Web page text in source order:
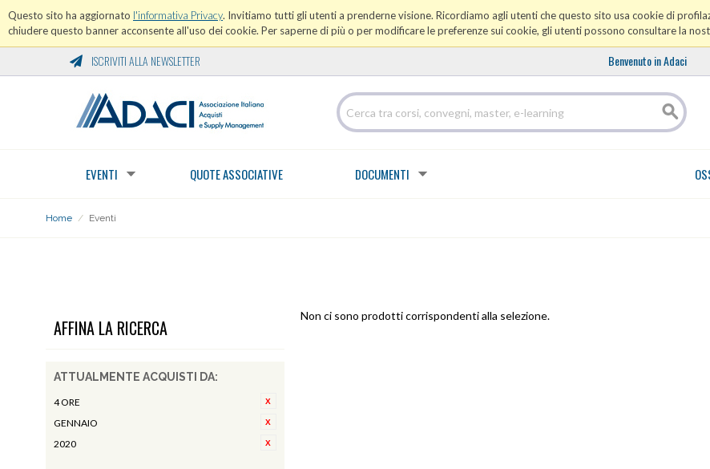
Questo sito ha aggiornato l'informativa Privacy. Invitiamo tutti gli utenti a prenderne visione. Ricordiamo agli utenti che questo sito usa cookie di
chiudere questo banner acconsente all'uso dei cookie. Per saperne di più o per modificare le preferenze sui cookie, gli utenti possono consultare la
ISCRIVITI ALLA NEWSLETTER Benvenuto in Adaci
EVENTI QUOTE ASSOCIATIVE DOCUMENTI
Home / Eventi
AFFINA LA RICERCA
ATTUALMENTE ACQUISTI DA:
4 ORE
GENNAIO
2020
Non ci sono prodotti corrispondenti alla selezione.